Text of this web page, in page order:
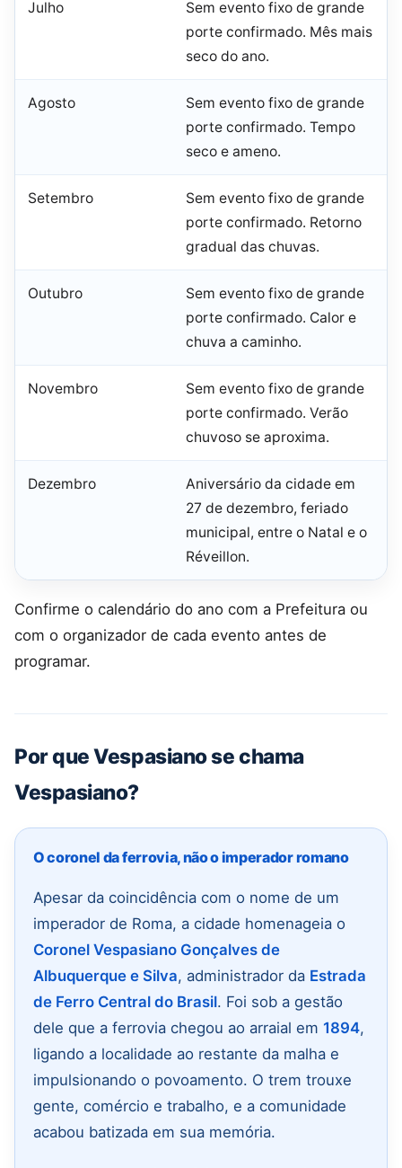
Julho
Sem evento fixo de grande
porte confirmado. Mês mais
seco do ano.
Agosto
Sem evento fixo de grande
porte confirmado. Tempo
seco e ameno.
Setembro
Sem evento fixo de grande
porte confirmado. Retorno
gradual das chuvas.
Outubro
Sem evento fixo de grande
porte confirmado. Calor e
chuva a caminho.
Novembro
Sem evento fixo de grande
porte confirmado. Verão
chuvoso se aproxima.
Dezembro
Aniversário da cidade em
27 de dezembro, feriado
municipal, entre o Natal e o
Réveillon.
Confirme o calendário do ano com a Prefeitura ou
com o organizador de cada evento antes de
programar.
Por que Vespasiano se chama
Vespasiano?
O coronel da ferrovia, não o imperador romano
Apesar da coincidência com o nome de um
imperador de Roma, a cidade homenageia o
Coronel Vespasiano Gonçalves de
Albuquerque e Silva, administrador da Estrada
de Ferro Central do Brasil. Foi sob a gestão
dele que a ferrovia chegou ao arraial em 1894,
ligando a localidade ao restante da malha e
impulsionando o povoamento. O trem trouxe
gente, comércio e trabalho, e a comunidade
acabou batizada em sua memória.